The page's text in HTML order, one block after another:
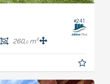
#241
260,0m²